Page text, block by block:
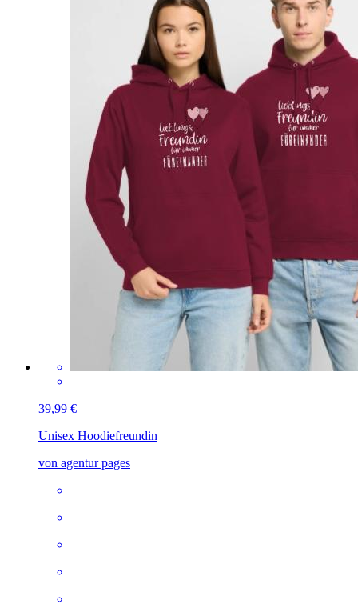
39,99 €
Unisex Hoodiefreundin
von agentur pages